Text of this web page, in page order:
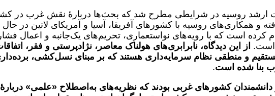
ارشد روسیه در شرایطی مطرح شد که بحث‌ها دربارۀ نقش غرب در
و همکاری‌های روسیه با کشورهای آفریقا، آسیا و آمریکای لاتین در
کرده است که با رویه‌های نواستعماری، تحریم‌های یک‌جانبه و اعمال
است. از این دیدگاه، نابرابری‌های هولناک معاصر، نژادپرستی و فقر،
و منطقی نظام سرمایه‌داری هستند که بر مبنای نسل‌کشی،
بنا شده است.
دانشمندان کشورهای غربی بودند که نظریه‌های به‌اصطلاح «علمی»